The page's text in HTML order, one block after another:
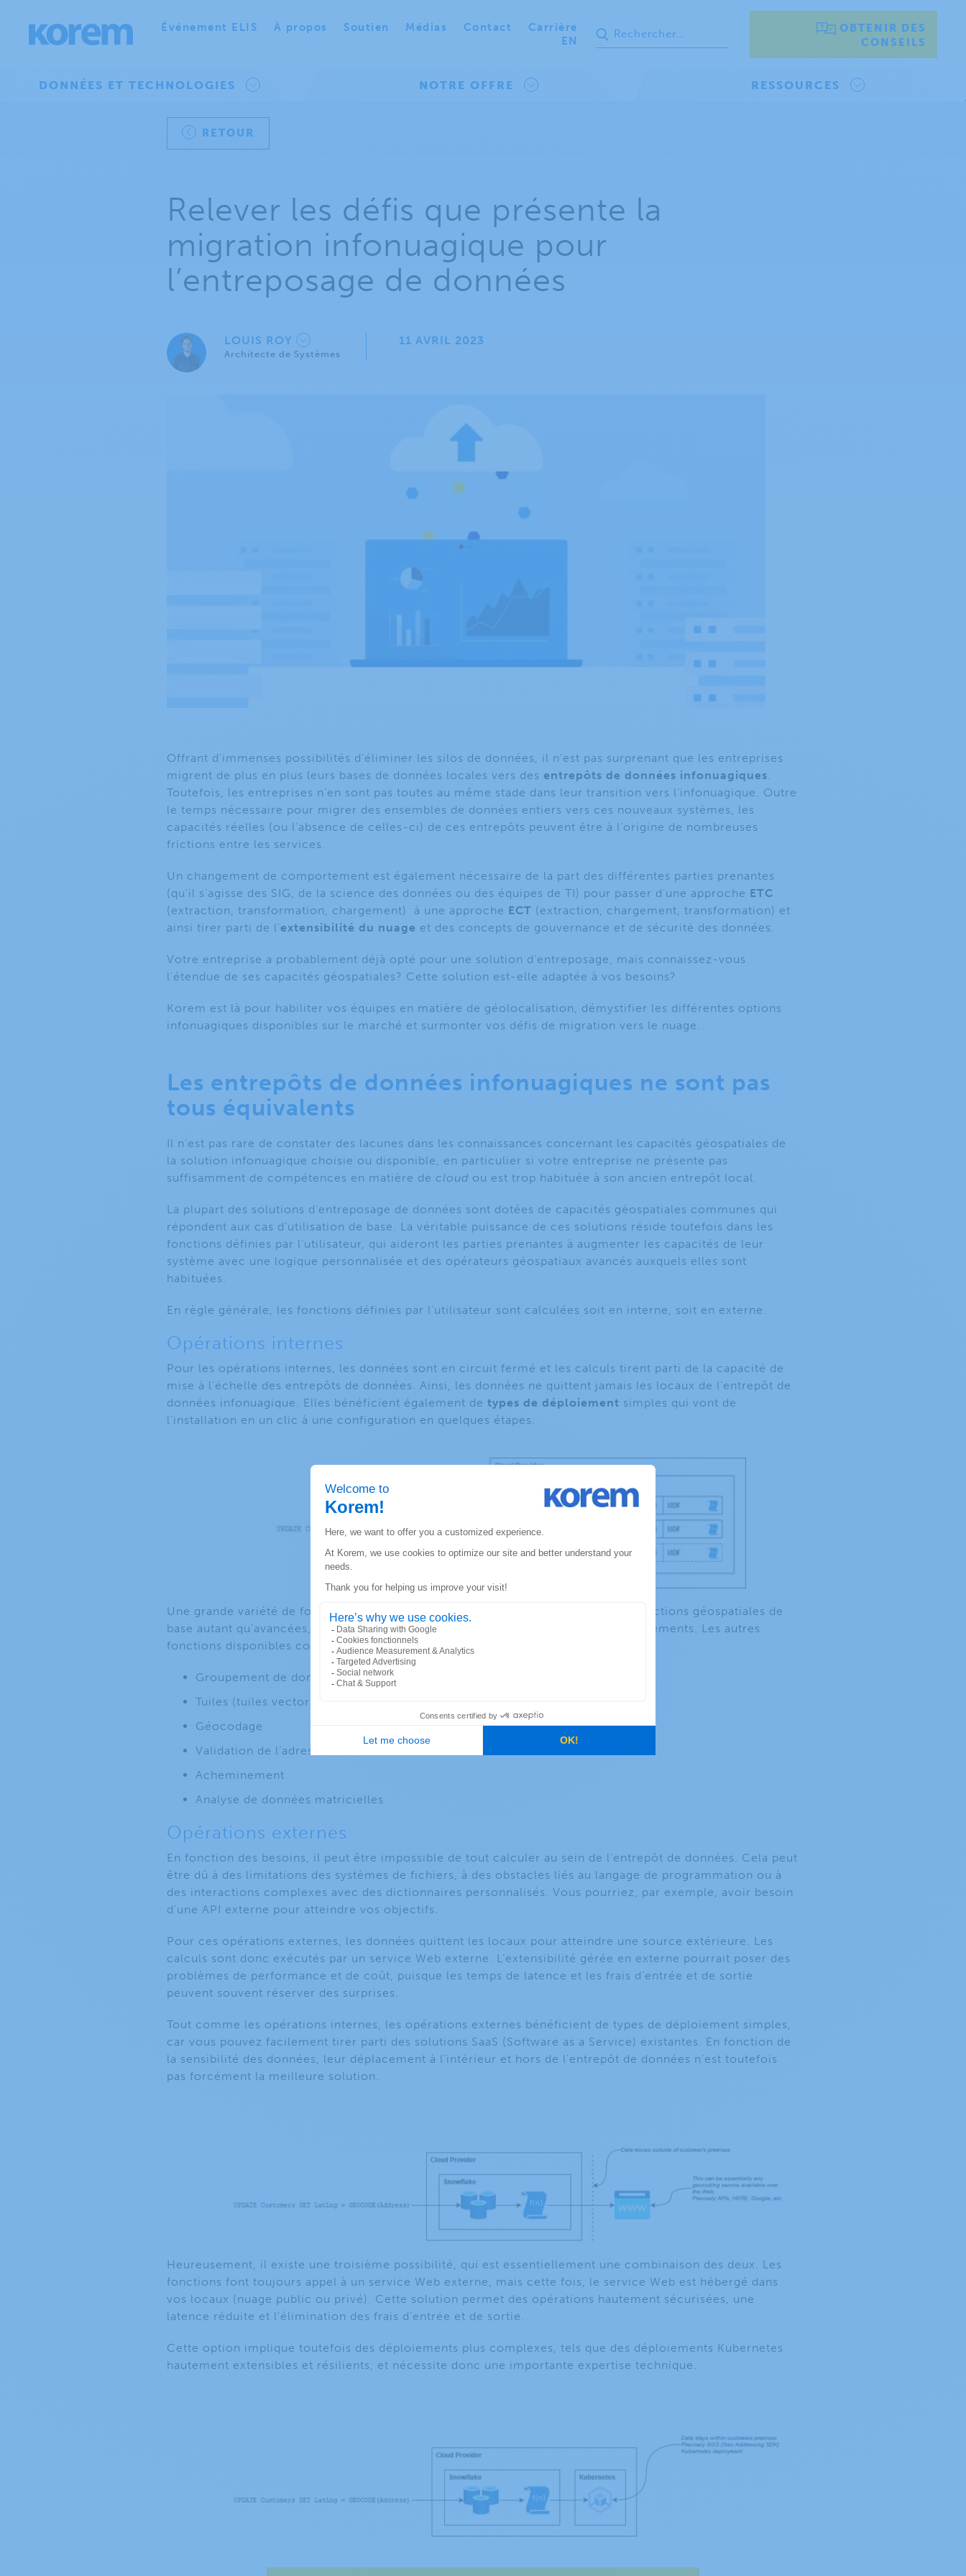
Événement ELIS À propos Soutien Médias Contact
Carrière
EN
OBTENIR DES
CONSEILS
DONNÉES ET TECHNOLOGIES NOTRE OFFRE RESSOURCES
RETOUR
Relever les défis que présente la
migration infonuagique pour
l’entreposage de données
LOUIS ROY
Architecte de Systèmes
11 AVRIL 2023
Offrant d’immenses possibilités d’éliminer les silos de données, il n’est pas surprenant que les entreprises
migrent de plus en plus leurs bases de données locales vers des entrepôts de données infonuagiques.
Toutefois, les entreprises n’en sont pas toutes au même stade dans leur transition vers l’infonuagique. Outre
le temps nécessaire pour migrer des ensembles de données entiers vers ces nouveaux systèmes, les
capacités réelles (ou l’absence de celles-ci) de ces entrepôts peuvent être à l’origine de nombreuses
frictions entre les services.
Un changement de comportement est également nécessaire de la part des différentes parties prenantes
(qu’il s’agisse des SIG, de la science des données ou des équipes de TI) pour passer d’une approche ETC
(extraction, transformation, chargement) à une approche ECT (extraction, chargement, transformation) et
ainsi tirer parti de l’extensibilité du nuage et des concepts de gouvernance et de sécurité des données.
Votre entreprise a probablement déjà opté pour une solution d’entreposage, mais connaissez-vous
l’étendue de ses capacités géospatiales? Cette solution est-elle adaptée à vos besoins?
Korem est là pour habiliter vos équipes en matière de géolocalisation, démystifier les différentes options
infonuagiques disponibles sur le marché et surmonter vos défis de migration vers le nuage.
Les entrepôts de données infonuagiques ne sont pas
tous équivalents
Il n’est pas rare de constater des lacunes dans les connaissances concernant les capacités géospatiales de
la solution infonuagique choisie ou disponible, en particulier si votre entreprise ne présente pas
suffisamment de compétences en matière de cloud ou est trop habituée à son ancien entrepôt local.
La plupart des solutions d’entreposage de données sont dotées de capacités géospatiales communes qui
répondent aux cas d’utilisation de base. La véritable puissance de ces solutions réside toutefois dans les
fonctions définies par l’utilisateur, qui aideront les parties prenantes à augmenter les capacités de leur
système avec une logique personnalisée et des opérateurs géospatiaux avancés auxquels elles sont
habituées.
En règle générale, les fonctions définies par l’utilisateur sont calculées soit en interne, soit en externe.
Opérations internes
Pour les opérations internes, les données sont en circuit fermé et les calculs tirent parti de la capacité de
mise à l’échelle des entrepôts de données. Ainsi, les données ne quittent jamais les locaux de l’entrepôt de
données infonuagique. Elles bénéficient également de types de déploiement simples qui vont de
l’installation en un clic à une configuration en quelques étapes.
Une grande variété de fonctions définies par l’utilisateur permet de réaliser des fonctions géospatiales de
base autant qu’avancées, incluant des transformations, des mesures et des regroupements. Les autres
fonctions disponibles comprennent notamment :
Groupement de données par classe (H3, quadbin, S2)
Tuiles (tuiles vectorielles)
Géocodage
Validation de l’adresse
Acheminement
Analyse de données matricielles
Opérations externes
En fonction des besoins, il peut être impossible de tout calculer au sein de l’entrepôt de données. Cela peut
être dû à des limitations des systèmes de fichiers, à des obstacles liés au langage de programmation ou à
des interactions complexes avec des dictionnaires personnalisés. Vous pourriez, par exemple, avoir besoin
d’une API externe pour atteindre vos objectifs.
Pour ces opérations externes, les données quittent les locaux pour atteindre une source extérieure. Les
calculs sont donc exécutés par un service Web externe. L’extensibilité gérée en externe pourrait poser des
problèmes de performance et de coût, puisque les temps de latence et les frais d’entrée et de sortie
peuvent souvent réserver des surprises.
Tout comme les opérations internes, les opérations externes bénéficient de types de déploiement simples,
car vous pouvez facilement tirer parti des solutions SaaS (Software as a Service) existantes. En fonction de
la sensibilité des données, leur déplacement à l’intérieur et hors de l’entrepôt de données n’est toutefois
pas forcément la meilleure solution.
Heureusement, il existe une troisième possibilité, qui est essentiellement une combinaison des deux. Les
fonctions font toujours appel à un service Web externe, mais cette fois, le service Web est hébergé dans
vos locaux (nuage public ou privé). Cette solution permet des opérations hautement sécurisées, une
latence réduite et l’élimination des frais d’entrée et de sortie.
Cette option implique toutefois des déploiements plus complexes, tels que des déploiements Kubernetes
hautement extensibles et résilients, et nécessite donc une importante expertise technique.